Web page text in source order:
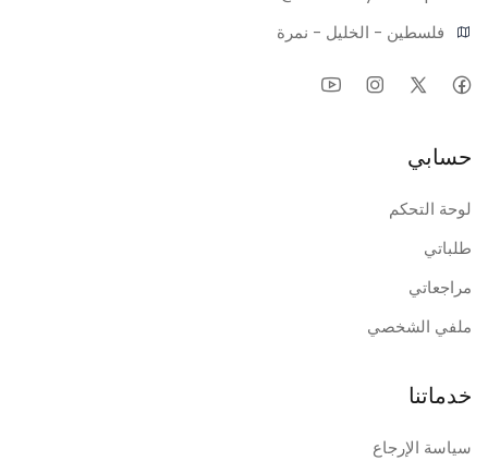
فلسطين - الخليل - نمرة
حسابي
لوحة التحكم
طلباتي
مراجعاتي
ملفي الشخصي
خدماتنا
سياسة الإرجاع